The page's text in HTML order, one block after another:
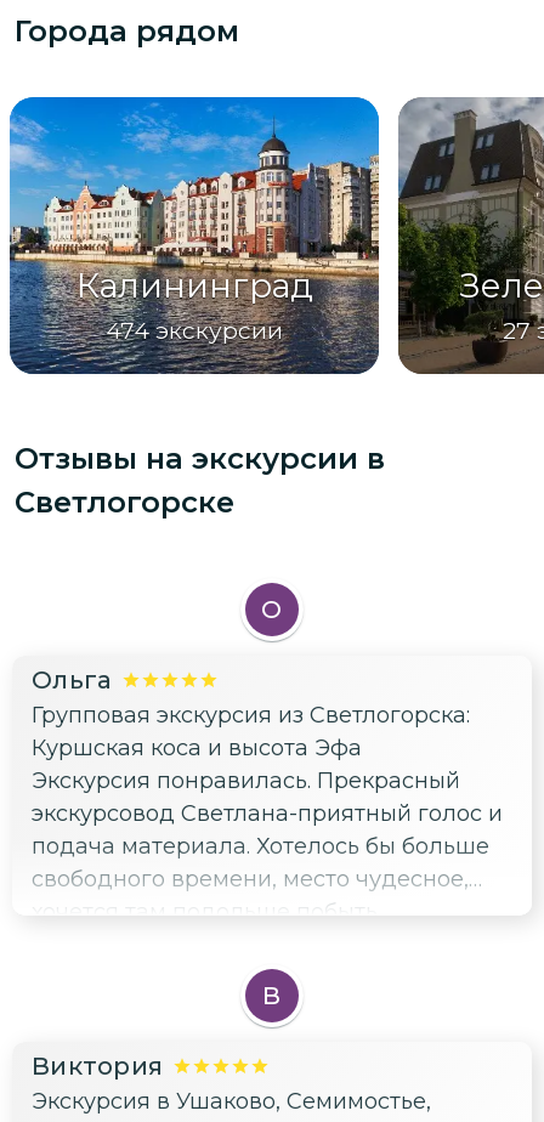
Города рядом
Калининград
474 экскурсии 27
Отзывы на экскурсии в
Светлогорске
О
Ольга
Групповая экскурсия из Светлогорска:
Куршская коса и высота Эфа
Экскурсия понравилась. Прекрасный
экскурсовод Светлана-приятный голос и
подача материала. Хотелось бы больше
свободного времени, место чудесное,
хочется там подольше побыть.
В
Виктория
Экскурсия в Ушаково, Семимостье,